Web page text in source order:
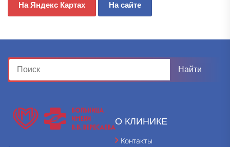
На Яндекс Картах На сайте
О КЛИНИКЕ
Контакты